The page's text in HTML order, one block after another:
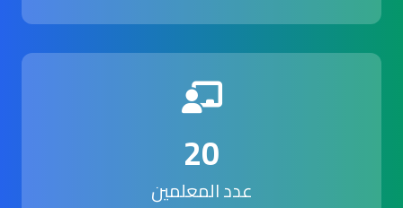
20
عدد المعلمين